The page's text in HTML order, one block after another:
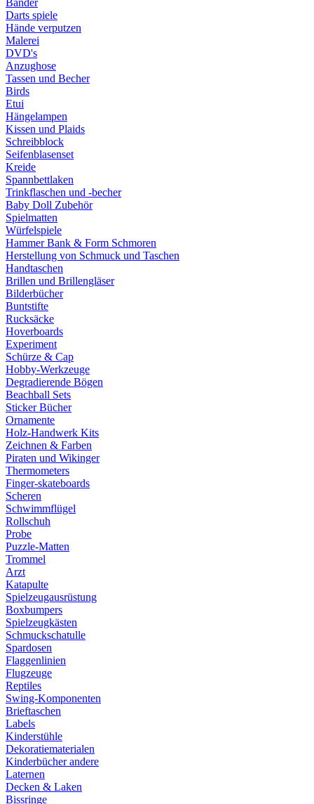
Bänder
Darts spiele
Hände verputzen
Malerei
DVD's
Anzughose
Tassen und Becher
Birds
Etui
Hängelampen
Kissen und Plaids
Schreibblock
Seifenblasenset
Kreide
Spannbettlaken
Trinkflaschen und -becher
Baby Doll Zubehör
Spielmatten
Würfelspiele
Hammer Bank & Form Schmoren
Herstellung von Schmuck und Taschen
Handtaschen
Brillen und Brillengläser
Bilderbücher
Buntstifte
Rucksäcke
Hoverboards
Experiment
Schürze & Cap
Hobby-Werkzeuge
Degradierende Bögen
Beachball Sets
Sticker Bücher
Ornamente
Holz-Handwerk Kits
Zeichnen & Farben
Piraten und Wikinger
Thermometers
Finger-skateboards
Scheren
Schwimmflügel
Rollschuh
Probe
Puzzle-Matten
Trommel
Arzt
Katapulte
Spielzeugausrüstung
Boxbumpers
Spielzeugkästen
Schmuckschatulle
Spardosen
Flaggenlinien
Flugzeuge
Reptiles
Swing-Komponenten
Brieftaschen
Labels
Kinderstühle
Dekoratiematerialen
Kinderbücher andere
Laternen
Decken & Laken
Bissringe